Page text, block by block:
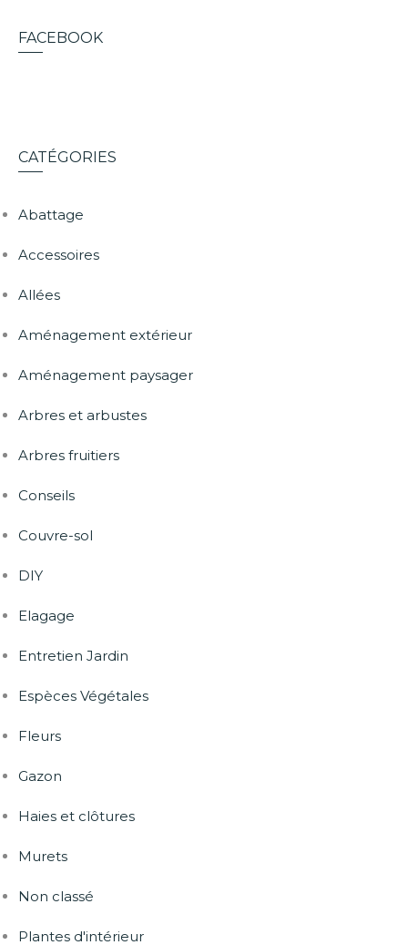
FACEBOOK
CATÉGORIES
Abattage
Accessoires
Allées
Aménagement extérieur
Aménagement paysager
Arbres et arbustes
Arbres fruitiers
Conseils
Couvre-sol
DIY
Elagage
Entretien Jardin
Espèces Végétales
Fleurs
Gazon
Haies et clôtures
Murets
Non classé
Plantes d'intérieur